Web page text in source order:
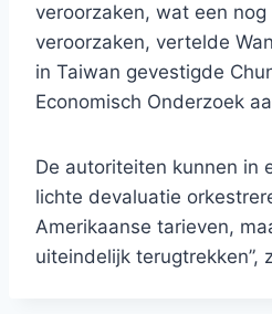
veroorzaken, wat een
veroorzaken, vertelde
in Taiwan gevestigde
Economisch Onderzoek
De autoriteiten kunnen in
lichte devaluatie
Amerikaanse tarieven,
uiteindelijk terugtrekken”,